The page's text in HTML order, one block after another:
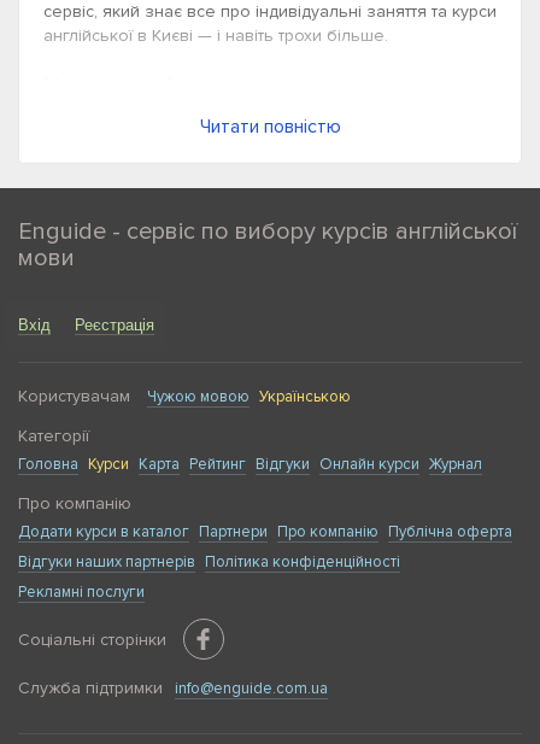
сервіс, який знає все про індивідуальні заняття та курси
англійської в Києві — і навіть трохи більше.
Індивідуальні заняття з англійської в Києві не схожі на
групові курси. Це зовсім інший формат навчання з
чудовим варіантом, якщо ви:
що потрібно наздоганяти інших.
тому не маєте можливості регулярно відвідувати
Маєте конкретну мету вивчення англійської,
наприклад, вона потрібна вам для підготовки до
співбесіди, переїзду за кордон або складання
немає, і хочете опрацювати слабкі місця віч-на-віч
із викладачем.
Некомфортно почуваєтеся в групі.
Хочете, щоб репетитор повністю зосередився на
вас.
Читати повністю
Enguide - сервіс по вибору курсів англійської
мови
Вхід Реєстрація
Користувачам Чужою мовою Українською
Категорії
Головна Курси Карта Рейтинг Відгуки Онлайн курси Журнал
Про компанію
Додати курси в каталог Партнери Про компанію
Публічна оферта
Відгуки наших партнерів
Політика конфіденційності
Рекламні послуги
Соціальні сторінки
Служба підтримки info@enguide.com.ua